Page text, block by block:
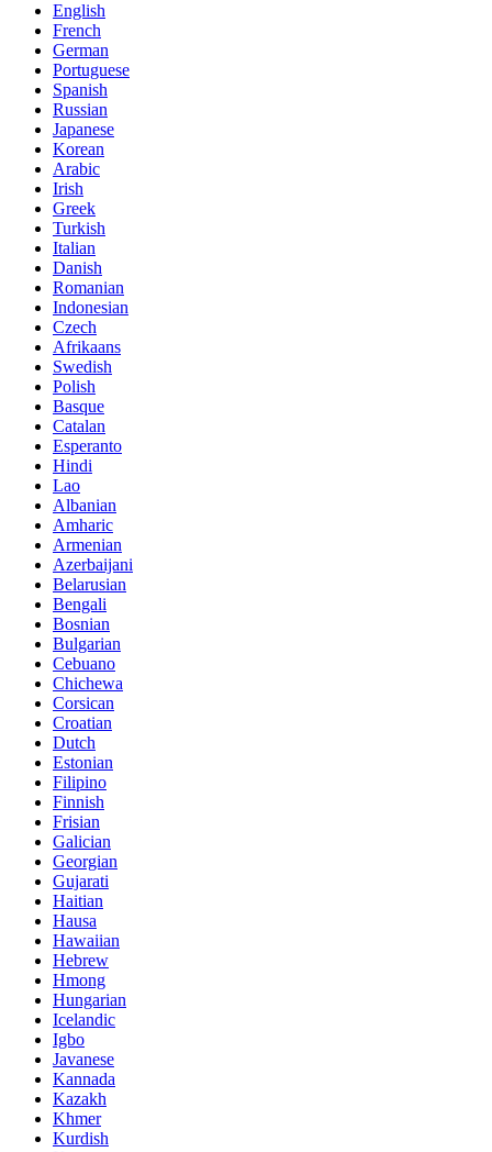
English
French
German
Portuguese
Spanish
Russian
Japanese
Korean
Arabic
Irish
Greek
Turkish
Italian
Danish
Romanian
Indonesian
Czech
Afrikaans
Swedish
Polish
Basque
Catalan
Esperanto
Hindi
Lao
Albanian
Amharic
Armenian
Azerbaijani
Belarusian
Bengali
Bosnian
Bulgarian
Cebuano
Chichewa
Corsican
Croatian
Dutch
Estonian
Filipino
Finnish
Frisian
Galician
Georgian
Gujarati
Haitian
Hausa
Hawaiian
Hebrew
Hmong
Hungarian
Icelandic
Igbo
Javanese
Kannada
Kazakh
Khmer
Kurdish